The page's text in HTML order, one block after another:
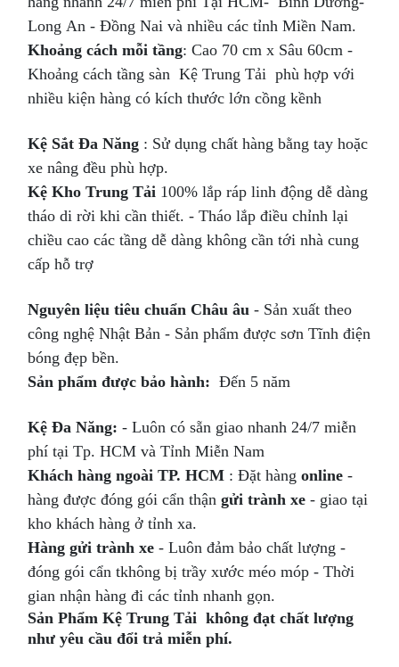
Long An - Đồng Nai và nhiều các tỉnh Miền Nam.
Khoảng cách mỗi tầng: Cao 70 cm x Sâu 60cm -
Khoảng cách tầng sàn Kệ Trung Tải phù hợp với
nhiều kiện hàng có kích thước lớn cồng kềnh
Kệ Sắt Đa Năng : Sử dụng chất hàng bằng tay hoặc
xe nâng đều phù hợp.
Kệ Kho Trung Tải 100% lắp ráp linh động dễ dàng
tháo di rời khi cần thiết. - Tháo lắp điều chỉnh lại
chiều cao các tầng dễ dàng không cần tới nhà cung
cấp hỗ trợ
Nguyên liệu tiêu chuẩn Châu âu- Sản xuất theo
công nghệ Nhật Bản - Sản phẩm được sơn Tĩnh điện
bóng đẹp bền.
Sản phẩm được bảo hành: Đến 5 năm
Kệ Đa Năng: - Luôn có sẵn giao nhanh 24/7 miễn
phí tại Tp. HCM và Tỉnh Miễn Nam
Khách hàng ngoài TP. HCM : Đặt hàngonline -
hàng được đóng gói cẩn thận gửi trành xe- giao tại
kho khách hàng ở tỉnh xa.
Hàng gửi trành xe- Luôn đảm bảo chất lượng -
đóng gói cẩn tkhông bị trầy xước méo móp - Thời
gian nhận hàng đi các tỉnh nhanh gọn.
Sản Phẩm Kệ Trung Tải không đạt chất lượng
như yêu cầu đổi trả miễn phí.